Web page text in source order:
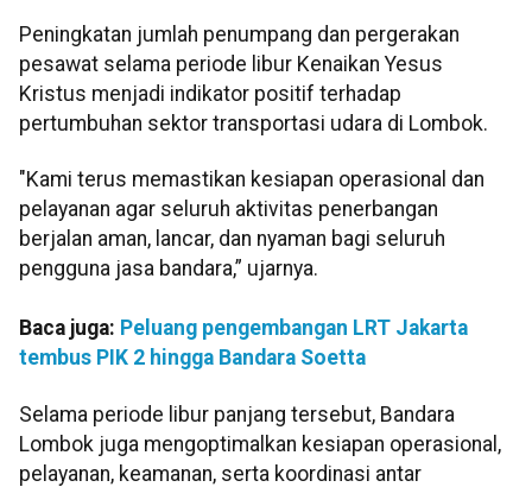
Peningkatan jumlah penumpang dan pergerakan
pesawat selama periode libur Kenaikan Yesus
Kristus menjadi indikator positif terhadap
pertumbuhan sektor transportasi udara di Lombok.
"Kami terus memastikan kesiapan operasional dan
pelayanan agar seluruh aktivitas penerbangan
berjalan aman, lancar, dan nyaman bagi seluruh
pengguna jasa bandara,” ujarnya.
Baca juga: Peluang pengembangan LRT Jakarta
tembus PIK 2 hingga Bandara Soetta
Selama periode libur panjang tersebut, Bandara
Lombok juga mengoptimalkan kesiapan operasional,
pelayanan, keamanan, serta koordinasi antar